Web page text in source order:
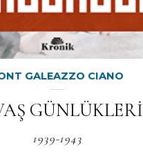
GALEAZZO CIANO
GÜNLÜKLERİ
1939-1943